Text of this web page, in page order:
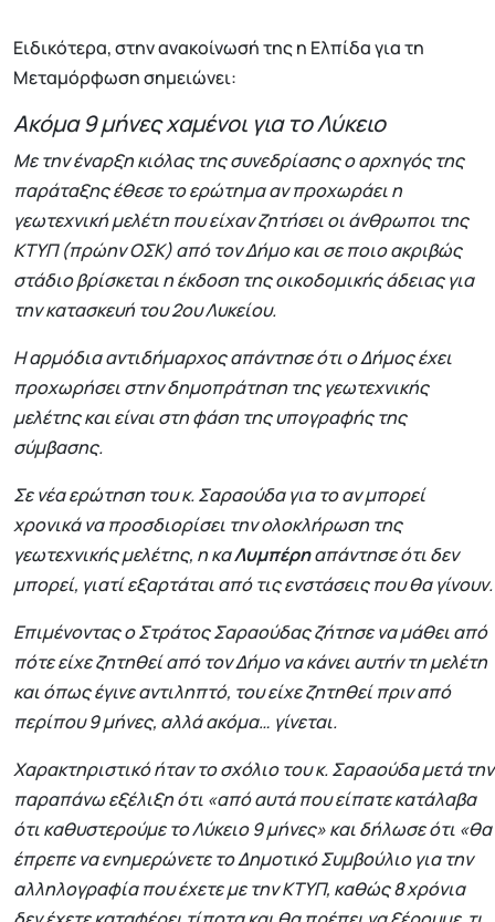
Ειδικότερα, στην ανακοίνωσή της η Ελπίδα για τη
Μεταμόρφωση σημειώνει:
Ακόμα 9 μήνες χαμένοι για το Λύκειο
Με την έναρξη κιόλας της συνεδρίασης ο αρχηγός της
παράταξης έθεσε το ερώτημα αν προχωράει η
γεωτεχνική μελέτη που είχαν ζητήσει οι άνθρωποι της
ΚΤΥΠ (πρώην ΟΣΚ) από τον Δήμο και σε ποιο ακριβώς
στάδιο βρίσκεται η έκδοση της οικοδομικής άδειας για
την κατασκευή του 2ου Λυκείου.
Η αρμόδια αντιδήμαρχος απάντησε ότι ο Δήμος έχει
προχωρήσει στην δημοπράτηση της γεωτεχνικής
μελέτης και είναι στη φάση της υπογραφής της
σύμβασης.
Σε νέα ερώτηση του κ. Σαραούδα για το αν μπορεί
χρονικά να προσδιορίσει την ολοκλήρωση της
γεωτεχνικής μελέτης, η καΛυμπέρηαπάντησε ότι δεν
μπορεί, γιατί εξαρτάται από τις ενστάσεις που θα γίνουν.
Επιμένοντας ο Στράτος Σαραούδας ζήτησε να μάθει από
πότε είχε ζητηθεί από τον Δήμο να κάνει αυτήν τη μελέτη
και όπως έγινε αντιληπτό, του είχε ζητηθεί πριν από
περίπου 9 μήνες, αλλά ακόμα… γίνεται.
Χαρακτηριστικό ήταν το σχόλιο του κ. Σαραούδα μετά την
παραπάνω εξέλιξη ότι «από αυτά που είπατε κατάλαβα
ότι καθυστερούμε το Λύκειο 9 μήνες» και δήλωσε ότι «θα
έπρεπε να ενημερώνετε το Δημοτικό Συμβούλιο για την
αλληλογραφία που έχετε με την ΚΤΥΠ, καθώς 8 χρόνια